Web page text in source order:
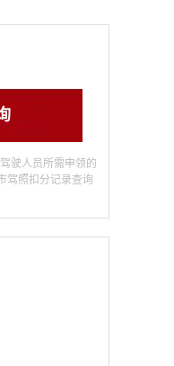
驶人员所需申领的
驾照扣分记录查询